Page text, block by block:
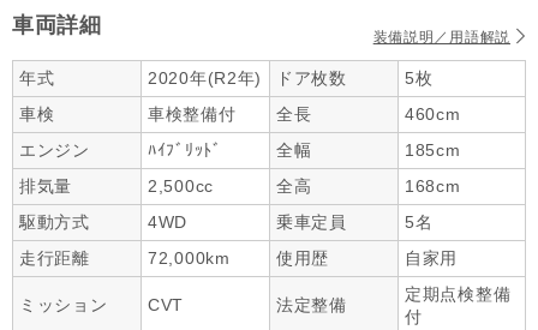
車両詳細 装備説明／用語解説
年式 2020年(R2年) ドア枚数
5枚
車検
車検整備付 全長
460cm
エンジン
ﾊｲﾌﾞﾘｯﾄﾞ 全幅
185cm
排気量
2,500cc 全高
168cm
駆動方式
4WD 乗車定員
5名
走行距離
72,000km 使用歴 自家用
ミッション CVT 法定整備
定期点検整備
付